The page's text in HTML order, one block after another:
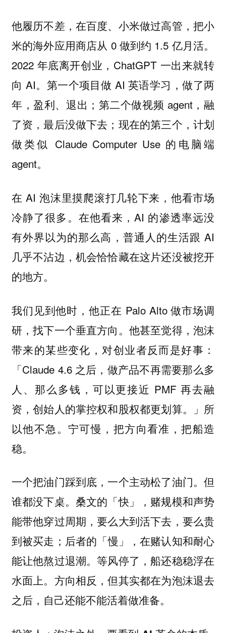
他履历不差，在百度、小米做过高管，把小
米的海外应用商店从 0 做到约 1.5 亿月活。
2022 年底离开创业，ChatGPT 一出来就转
向 AI。第一个项目做 AI 英语学习，做了两
年，盈利、退出；第二个做视频 agent，融
了资，最后没做下去；现在的第三个，计划
做类似 Claude Computer Use 的电脑端
agent。
在 AI 泡沫里摸爬滚打几轮下来，他看市场
冷静了很多。在他看来，AI 的渗透率远没
有外界以为的那么高，普通人的生活跟 AI
几乎不沾边，机会恰恰藏在这片还没被挖开
的地方。
我们见到他时，他正在 Palo Alto 做市场调
研，找下一个垂直方向。他甚至觉得，泡沫
带来的某些变化，对创业者反而是好事：
「Claude 4.6 之后，做产品不再需要那么多
人、那么多钱，可以更接近 PMF 再去融
资，创始人的掌控权和股权都更划算。」所
以他不急。宁可慢，把方向看准，把船造
稳。
一个把油门踩到底，一个主动松了油门。但
谁都没下桌。桑文的「快」，赌规模和声势
能带他穿过周期，要么大到活下去，要么贵
到被买走；后者的「慢」，在赌认知和耐心
能让他熬过退潮。等风停了，船还稳稳浮在
水面上。方向相反，但其实都在为泡沫退去
之后，自己还能不能活着做准备。